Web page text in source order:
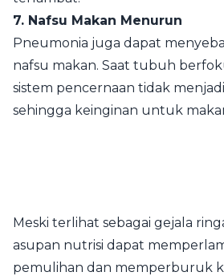
7. Nafsu Makan Menurun
Pneumonia juga dapat
nafsu makan. Saat tubuh
sistem pencernaan tidak
sehingga keinginan untuk
Meski terlihat sebagai gejala
asupan nutrisi dapat
pemulihan dan memperburuk